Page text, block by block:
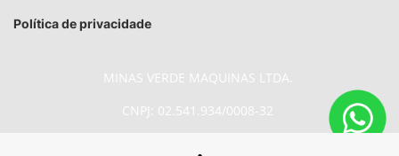
Política de privacidade
MINAS VERDE MAQUINAS LTDA.
CNPJ: 02.541.934/0008-32